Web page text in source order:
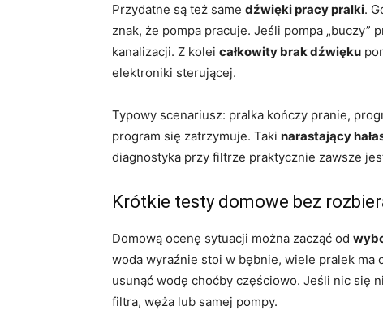
Przydatne są też same dźwięki pracy pralki.
znak, że pompa pracuje. Jeśli pompa
kanalizacji. Z kolei całkowity brak dźwięku
elektroniki sterującej.
Typowy scenariusz: pralka kończy pranie,
program się zatrzymuje. Taki narastający
diagnostyka przy filtrze praktycznie zawsze
Krótkie testy domowe bez
Domową ocenę sytuacji można zacząć od
woda wyraźnie stoi w bębnie, wiele pralek ma
usunąć wodę choćby częściowo. Jeśli nic się
filtra, węża lub samej pompy.